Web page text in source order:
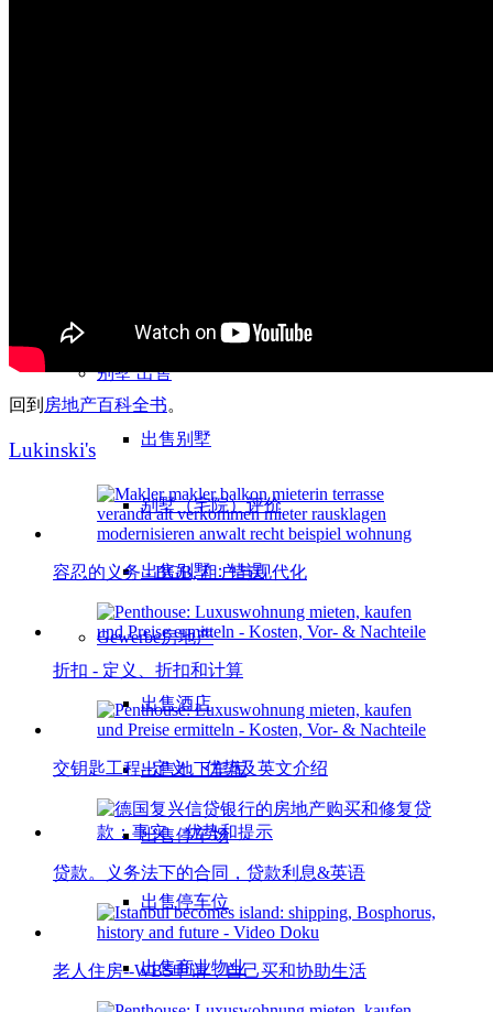
别墅出售
出售别墅
别墅（宅院）评价
出售别墅：错误
Gewerbe房地产
出售酒店
出售地下车库
出售停车场
出售停车位
出售商业物业
回到 房地产百科全书。
Lukinski's
容忍的义务 - BGB, 租户与现代化
折扣 - 定义、折扣和计算
交钥匙工程--定义、优势及英文介绍
贷款。义务法下的合同，贷款利息&英语
老人住房--WBS申请，自己买和协助生活